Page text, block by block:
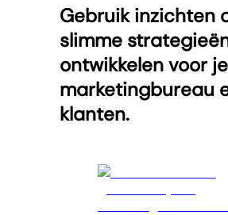
Gebruik inzichten
slimme
ontwikkelen voor je
marketingbureau
klanten.